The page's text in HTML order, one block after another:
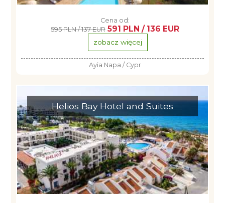
Cena od:
595 PLN / 137 EUR 591 PLN / 136 EUR
zobacz więcej
Ayia Napa / Cypr
Helios Bay Hotel and Suites